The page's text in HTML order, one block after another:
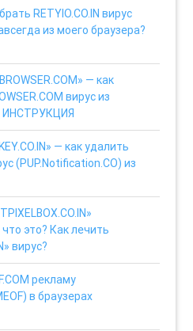
RETYIO.CO.IN вирус
из моего браузера?
— как
вирус из
ИНСТРУКЦИЯ
— как удалить
(PUP.Notification.CO) из
это? Как лечить
вирус?
рекламу
в браузерах